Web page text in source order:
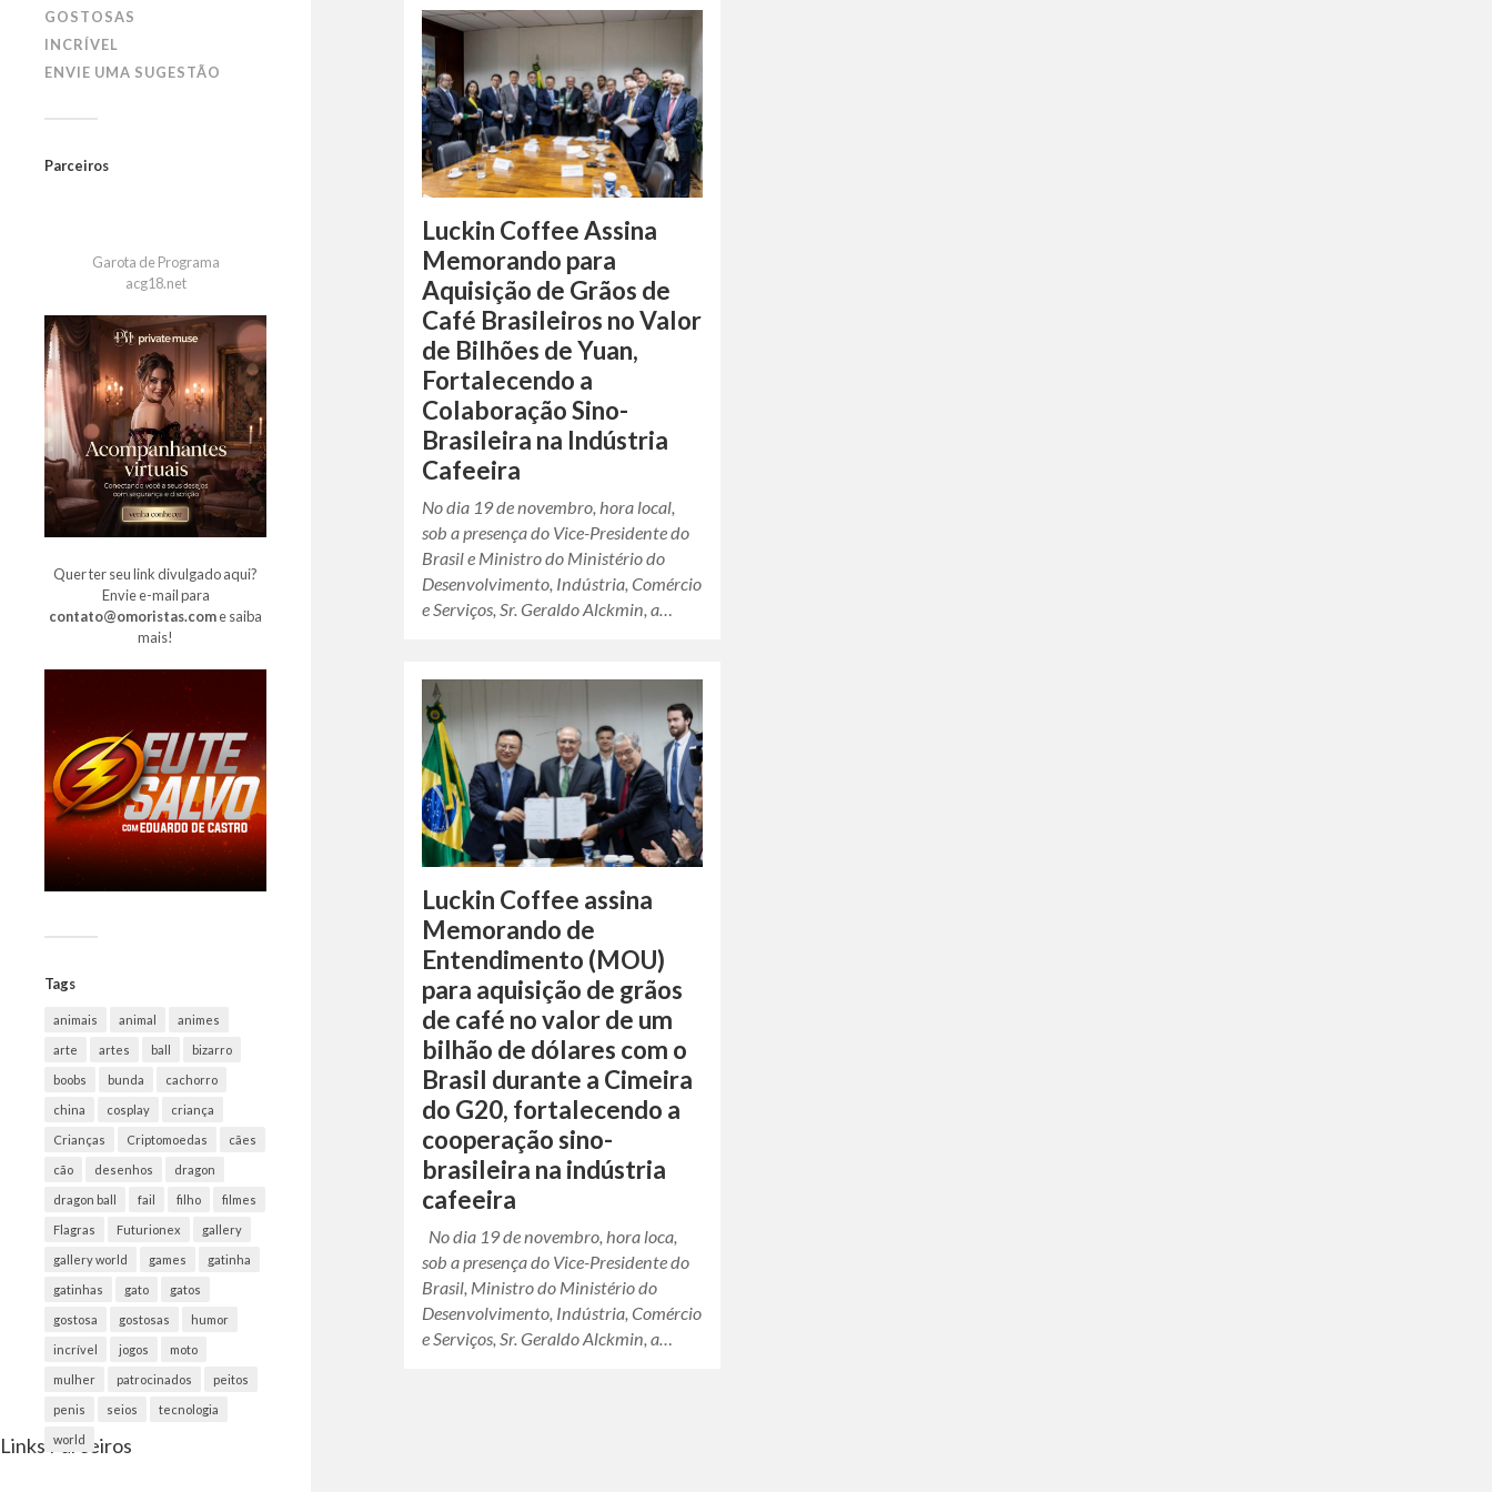
GOSTOSAS
INCRÍVEL
ENVIE UMA SUGESTÃO
Parceiros
Garota de Programa
acg18.net
Quer ter seu link divulgado aqui?
Envie e-mail para
contato@omoristas.come saiba
mais!
Tags
animais animal animes
arte artes ball bizarro
boobs bunda cachorro
china cosplay criança
Crianças Criptomoedas cães
cão desenhos dragon
dragon ball fail filho filmes
Flagras Futurionex gallery
gallery world games gatinha
gatinhas gato gatos
gostosa gostosas humor
incrível jogos moto
mulher patrocinados peitos
penis seios tecnologia
world
Luckin Coffee Assina
Memorando para
Aquisição de Grãos de
Café Brasileiros no Valor
de Bilhões de Yuan,
Fortalecendo a
Colaboração Sino-
Brasileira na Indústria
Cafeeira
No dia 19 de novembro, hora local,
sob a presença do Vice-Presidente do
Brasil e Ministro do Ministério do
Desenvolvimento, Indústria, Comércio
e Serviços, Sr. Geraldo Alckmin, a…
Luckin Coffee assina
Memorando de
Entendimento (MOU)
para aquisição de grãos
de café no valor de um
bilhão de dólares com o
Brasil durante a Cimeira
do G20, fortalecendo a
cooperação sino-
brasileira na indústria
cafeeira
No dia 19 de novembro, hora loca,
sob a presença do Vice-Presidente do
Brasil, Ministro do Ministério do
Desenvolvimento, Indústria, Comércio
e Serviços, Sr. Geraldo Alckmin, a…
Links Parceiros